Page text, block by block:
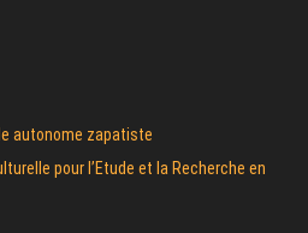
autonome zapatiste
pour l’Etude et la Recherche en